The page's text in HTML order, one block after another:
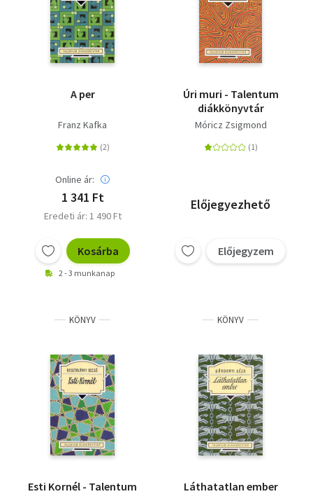
A per
Franz Kafka
Online ár:
1 341 Ft
Eredeti ár: 1 490 Ft
Kosárba
2 - 3 munkanap
Úri muri - Talentum
diákkönyvtár
Móricz Zsigmond
Előjegyezhető
Előjegyzem
KÖNYV
Esti Kornél - Talentum
KÖNYV
Láthatatlan ember